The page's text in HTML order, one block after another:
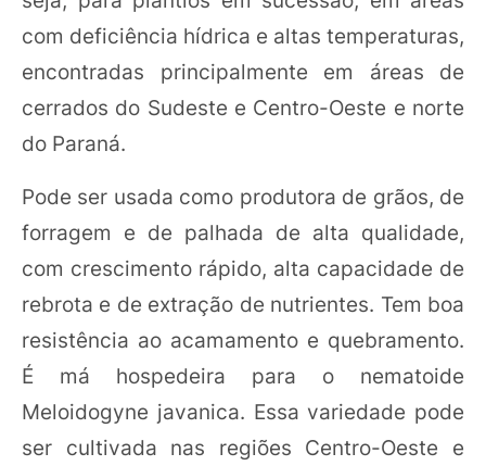
com deficiência hídrica e altas temperaturas,
encontradas principalmente em áreas de
cerrados do Sudeste e Centro-Oeste e norte
do Paraná.
Pode ser usada como produtora de grãos, de
forragem e de palhada de alta qualidade,
com crescimento rápido, alta capacidade de
rebrota e de extração de nutrientes. Tem boa
resistência ao acamamento e quebramento.
É má hospedeira para o nematoide
Meloidogyne javanica. Essa variedade pode
ser cultivada nas regiões Centro-Oeste e